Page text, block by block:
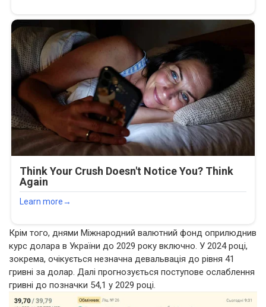
Крім того, днями Міжнародний валютний фонд оприлюднив
курс долара в України до 2029 року включно. У 2024 році,
зокрема, очікується незначна девальвація до рівня 41
гривні за долар. Далі прогнозується поступове ослаблення
гривні до позначки 54,1 у 2029 році.